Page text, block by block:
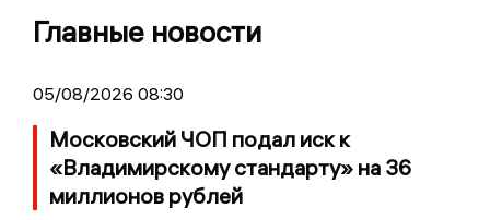
Главные новости
05/08/2026 08:30
Московский ЧОП подал иск к
«Владимирскому стандарту» на 36
миллионов рублей